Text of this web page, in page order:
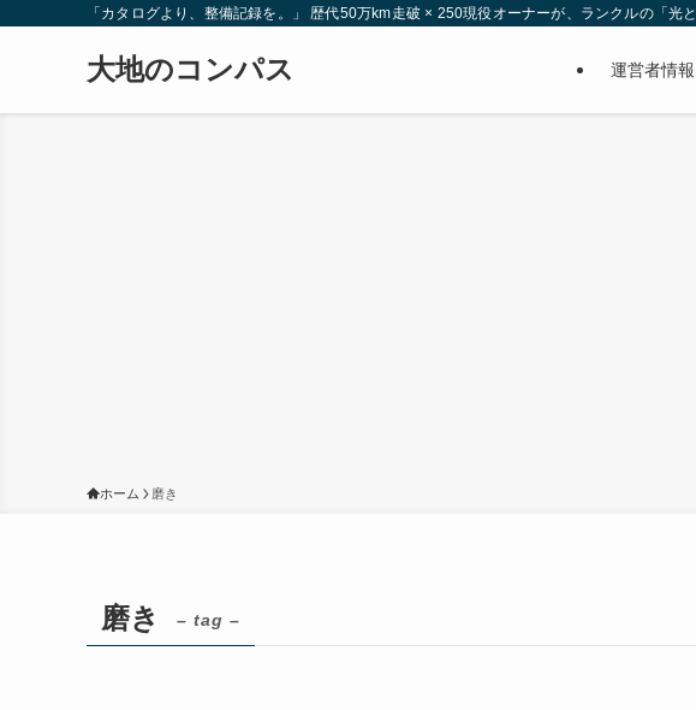
「カタログより、整備記録を。」 歴代50万km走破 × 250現役オーナーが、ランクルの「光
大地のコンパス 運営者情
ホーム 磨き
磨き – tag –